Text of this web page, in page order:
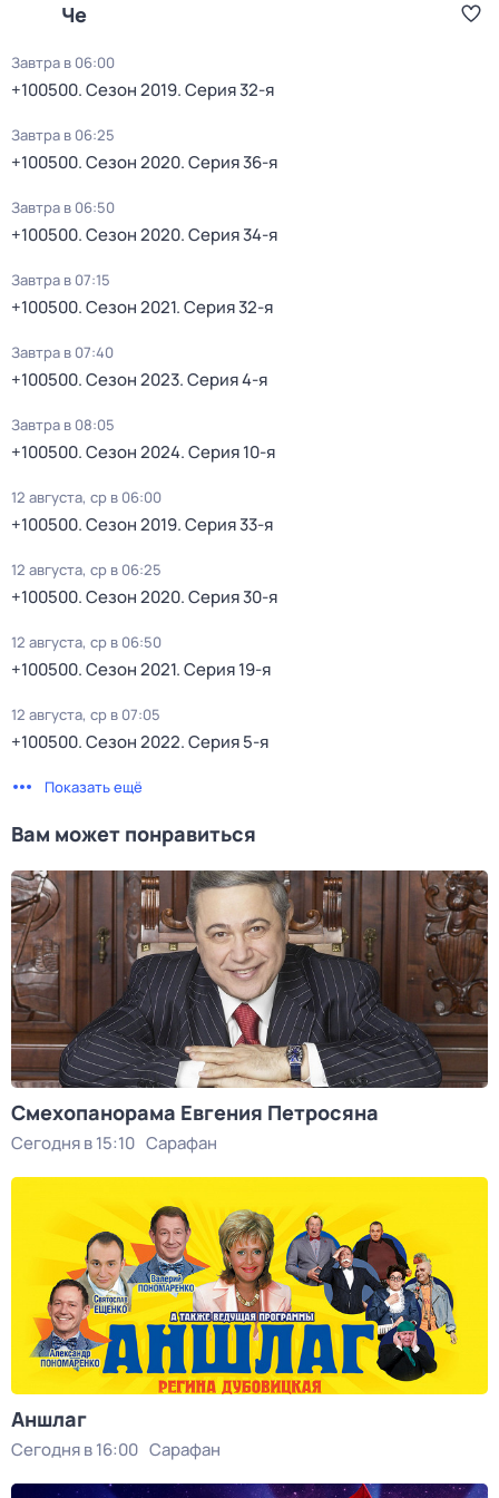
Че
Завтра в 06:00
+100500. Сезон 2019. Серия 32-я
Завтра в 06:25
+100500. Сезон 2020. Серия 36-я
Завтра в 06:50
+100500. Сезон 2020. Серия 34-я
Завтра в 07:15
+100500. Сезон 2021. Серия 32-я
Завтра в 07:40
+100500. Сезон 2023. Серия 4-я
Завтра в 08:05
+100500. Сезон 2024. Серия 10-я
12 августа, ср в 06:00
+100500. Сезон 2019. Серия 33-я
12 августа, ср в 06:25
+100500. Сезон 2020. Серия 30-я
12 августа, ср в 06:50
+100500. Сезон 2021. Серия 19-я
12 августа, ср в 07:05
+100500. Сезон 2022. Серия 5-я
Показать ещё
Вам может понравиться
Смехопанорама Евгения Петросяна
Сегодня в 15:10 Сарафан
Аншлаг
Сегодня в 16:00 Сарафан